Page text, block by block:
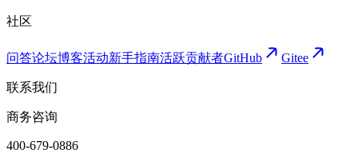
社区
问答论坛博客活动新手指南活跃贡献者GitHub Gitee
联系我们
商务咨询
400-679-0886